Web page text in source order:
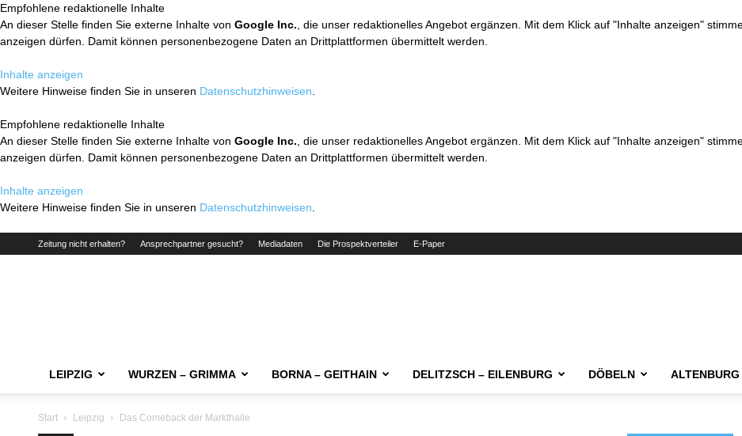
Empfohlene redaktionelle Inhalte
An dieser Stelle finden Sie externe Inhalte von Google Inc. , die unser redaktionelles Angebot ergänzen. Mit dem Klick auf "Inhalte anzeigen"
anzeigen dürfen. Damit können personenbezogene Daten an Drittplattformen übermittelt werden.
Inhalte anzeigen
Weitere Hinweise finden Sie in unseren Datenschutzhinweisen
Empfohlene redaktionelle Inhalte
An dieser Stelle finden Sie externe Inhalte von Google Inc. , die unser redaktionelles Angebot ergänzen. Mit dem Klick auf "Inhalte anzeigen"
anzeigen dürfen. Damit können personenbezogene Daten an Drittplattformen übermittelt werden.
Inhalte anzeigen
Weitere Hinweise finden Sie in unseren Datenschutzhinweisen
Zeitung nicht erhalten? Ansprechpartner gesucht? Mediadaten Die Prospektverteiler E-Paper
LEIPZIG WURZEN – GRIMMA BORNA – GEITHAIN DELITZSCH – EILENBURG DÖBELN ALTENBURG
Start Leipzig Das Comeback der Markthalle